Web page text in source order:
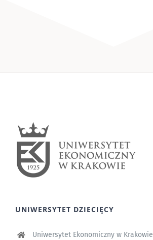
UNIWERSYTET DZIECIĘCY
Uniwersytet Ekonomiczny w Krakowie